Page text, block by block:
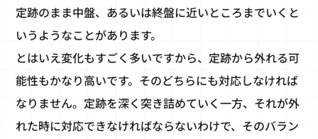
定跡のまま中盤、あるいは終盤に近いところまでいくと
いうようなことがあります。
とはいえ変化もすごく多いですから、定跡から外れる可
能性もかなり高いです。そのどちらにも対応しなければ
なりません。定跡を深く突き詰めていく一方、それが外
れた時に対応できなければならないわけで、そのバラン